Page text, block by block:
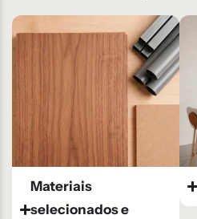
Materiais
selecionados e